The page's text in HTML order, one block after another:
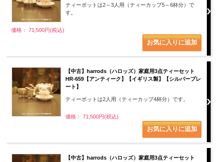
ティーポットは2～3人用（ティーカップ5～6杯分）で
す。
価格： 71,500円(税込)
【中古】harrods（ハロッズ）家庭用3点ティーセット
HR-659【アンティーク】【イギリス製】【シルバープレ
ート】
ティーポットは2人用（ティーカップ4杯分）です。
価格： 71,500円(税込)
【中古】harrods（ハロッズ）家庭用3点ティーセット